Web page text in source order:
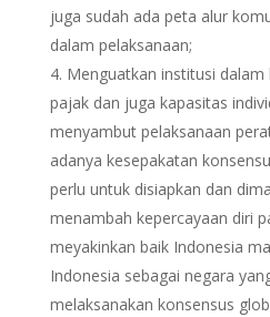
juga sudah ada peta alur
dalam pelaksanaan;
Menguatkan institusi
pajak dan juga kapasitas
menyambut pelaksanaan
adanya kesepakatan
perlu untuk disiapkan dan
menambah kepercayaan diri
meyakinkan baik Indonesia
Indonesia sebagai negara
melaksanakan konsensus